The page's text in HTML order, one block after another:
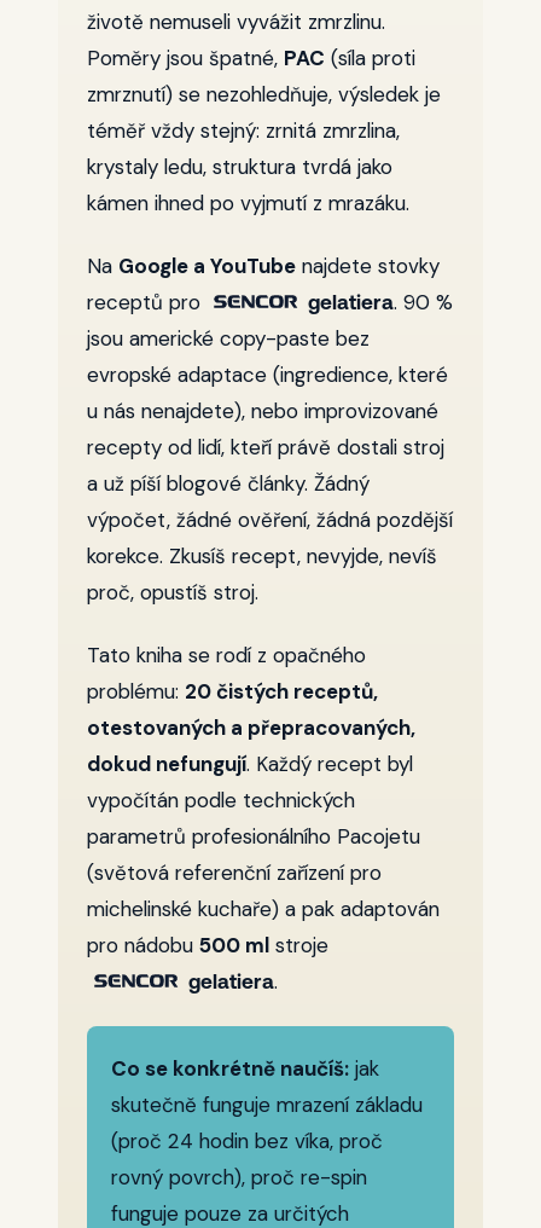
životě nemuseli vyvážit zmrzlinu.
Poměry jsou špatné, PAC (síla proti
zmrznutí) se nezohledňuje, výsledek je
téměř vždy stejný: zrnitá zmrzlina,
krystaly ledu, struktura tvrdá jako
kámen ihned po vyjmutí z mrazáku.
Na Google a YouTube najdete stovky
receptů pro
gelatiera. 90 %
jsou americké copy-paste bez
evropské adaptace (ingredience, které
u nás nenajdete), nebo improvizované
recepty od lidí, kteří právě dostali stroj
a už píší blogové články. Žádný
výpočet, žádné ověření, žádná pozdější
korekce. Zkusíš recept, nevyjde, nevíš
proč, opustíš stroj.
Tato kniha se rodí z opačného
problému: 20 čistých receptů,
otestovaných a přepracovaných,
dokud nefungují. Každý recept byl
vypočítán podle technických
parametrů profesionálního Pacojetu
(světová referenční zařízení pro
michelinské kuchaře) a pak adaptován
pro nádobu 500 ml stroje
gelatiera.
Co se konkrétně naučíš: jak
skutečně funguje mrazení základu
(proč 24 hodin bez víka, proč
rovný povrch), proč re-spin
funguje pouze za určitých